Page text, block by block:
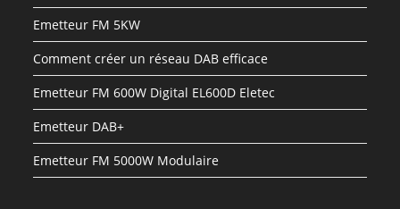
Emetteur FM 5KW
Comment créer un réseau DAB efficace
Emetteur FM 600W Digital EL600D Eletec
Emetteur DAB+
Emetteur FM 5000W Modulaire